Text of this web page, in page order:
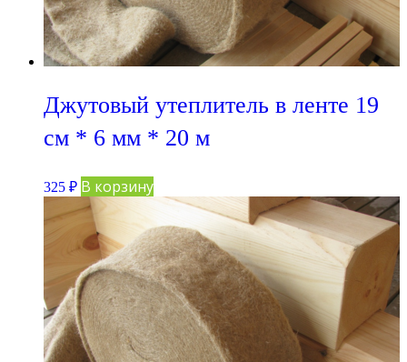
Джутовый утеплитель в ленте 19
см * 6 мм * 20 м
325 ₽ В корзину